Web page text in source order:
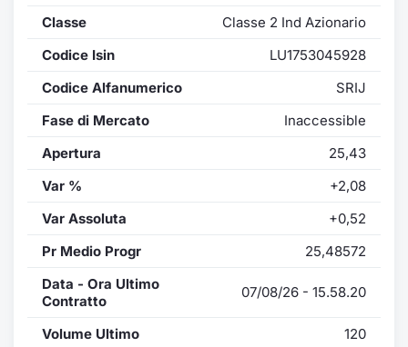
Classe
Classe 2 Ind Azionario
Codice Isin
LU1753045928
Codice Alfanumerico
SRIJ
Fase di Mercato
Inaccessible
Apertura
25,43
Var %
+2,08
Var Assoluta
+0,52
Pr Medio Progr
25,48572
Data - Ora Ultimo
Contratto
07/08/26 - 15.58.20
Volume Ultimo
120